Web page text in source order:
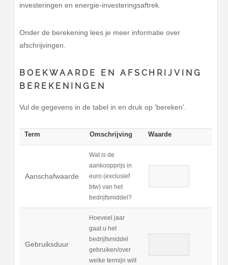
investeringen en energie-investeringsaftrek.
Onder de berekening lees je meer informatie over
afschrijvingen.
BOEKWAARDE EN AFSCHRIJVING
BEREKENINGEN
Vul de gegevens in de tabel in en druk op 'bereken'.
Term Omschrijving Waarde
Aanschafwaarde
Wat is de
aankoopprijs in
euro (exclusief
btw) van het
bedrijfsmiddel?
Gebruiksduur
Hoeveel jaar
gaat u het
bedrijfsmiddel
gebruiken/over
welke termijn wilt